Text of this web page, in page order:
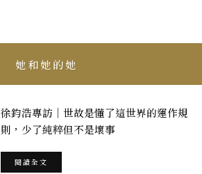
她和她的她
徐鈞浩專訪｜世故是懂了這世界的運作規
則，少了純粹但不是壞事
閱讀全文